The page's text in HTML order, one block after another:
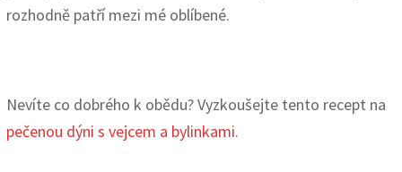
rozhodně patří mezi mé oblíbené.
Nevíte co dobrého k obědu? Vyzkoušejte tento recept na
pečenou dýni s vejcem a bylinkami.